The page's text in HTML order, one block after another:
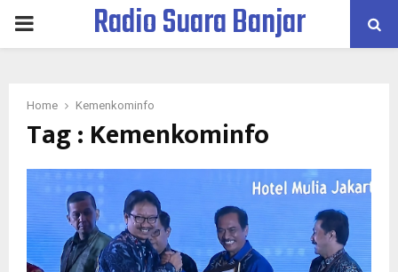
PRIMARYRadio Suara Banjar
Home Kemenkominfo
Tag : Kemenkominfo